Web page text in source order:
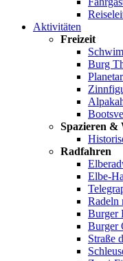
Aktivitäten
Freizeit
Burg
Spazieren &
Radfahren
Elbe-
Radeln
Burger
Burger
Straße